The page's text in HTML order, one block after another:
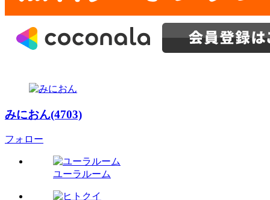
みにおん(4703)
フォロー
ユーラルーム